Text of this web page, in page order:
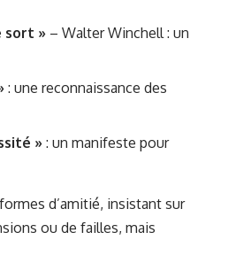
sort » – Walter Winchell : un
: une reconnaissance des
» : un manifeste pour
d’amitié, insistant sur
ou de failles, mais